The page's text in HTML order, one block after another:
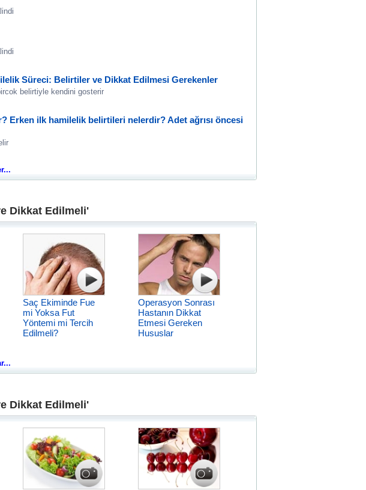
Süreci: Belirtiler ve Dikkat Edilmesi Gerekenler
belirtiyle kendini gosterir
ilk hamilelik belirtileri nelerdir? Adet ağrısı öncesi
Dikkat Edilmeli'
Saç Ekiminde Fue
mi Yoksa Fut
Yöntemi mi Tercih
Edilmeli?
Operasyon Sonrası
Hastanın Dikkat
Etmesi Gereken
Hususlar
Dikkat Edilmeli'